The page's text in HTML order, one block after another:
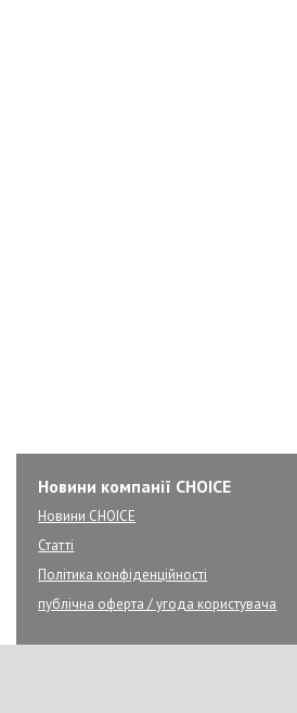
Новини компанії CHOICE
Новини CHOICE
Статті
Політика конфіденційності
публічна оферта / угода користувача